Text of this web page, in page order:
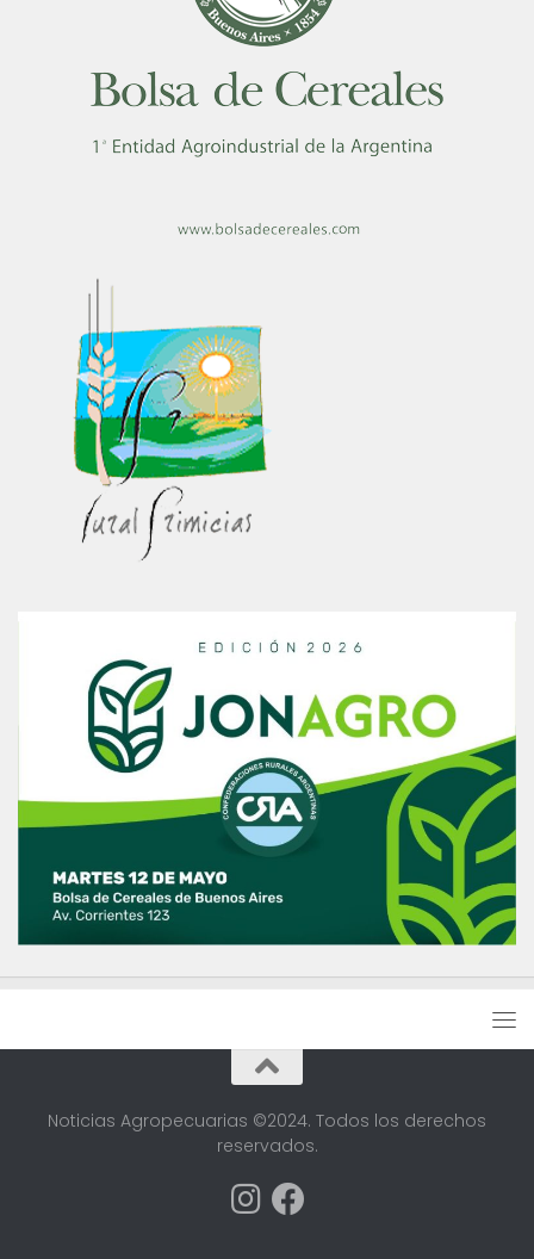
Noticias Agropecuarias ©2024. Todos los derechos
reservados.